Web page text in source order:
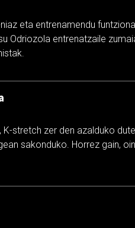
eta entrenamendu
Odriozola entrenatzaile
stretch zer den azalduko
sakonduko. Horrez gain,